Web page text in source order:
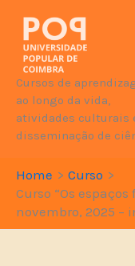
content
Cursos de
ao longo da vida,
atividades culturais
disseminação de
Home
Curso
Curso “Os
novembro, 2025 –